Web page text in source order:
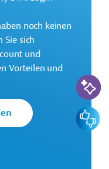
.
zur
noch keinen
Sie sich
und
Vorteilen und
KI-